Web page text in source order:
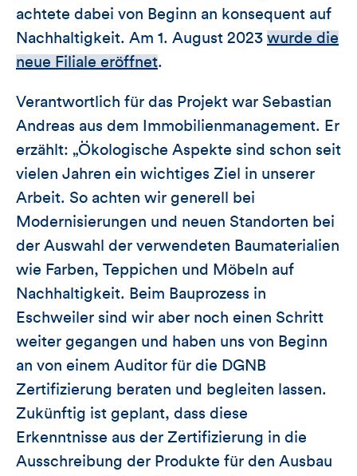
achtete dabei von Beginn an konsequent auf
Nachhaltigkeit. Am 1. August 2023 wurde die
neue Filiale eröffnet.
Verantwortlich für das Projekt war Sebastian
Andreas aus dem Immobilienmanagement. Er
erzählt: „Ökologische Aspekte sind schon seit
vielen Jahren ein wichtiges Ziel in unserer
Arbeit. So achten wir generell bei
Modernisierungen und neuen Standorten bei
der Auswahl der verwendeten Baumaterialien
wie Farben, Teppichen und Möbeln auf
Nachhaltigkeit. Beim Bauprozess in
Eschweiler sind wir aber noch einen Schritt
weiter gegangen und haben uns von Beginn
an von einem Auditor für die DGNB
Zertifizierung beraten und begleiten lassen.
Zukünftig ist geplant, dass diese
Erkenntnisse aus der Zertifizierung in die
Ausschreibung der Produkte für den Ausbau